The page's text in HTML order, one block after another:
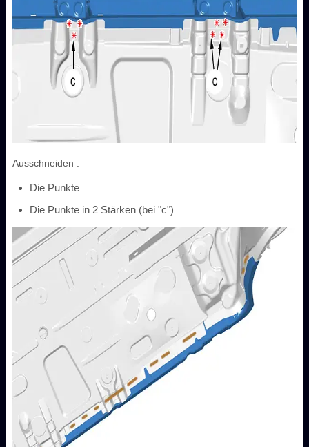
Ausschneiden :
Die Punkte
Die Punkte in 2 Stärken (bei "c")